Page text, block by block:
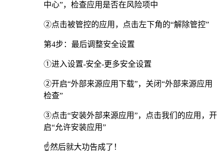
中心”，检查应用是否在风险项中
②点击被管控的应用，点击左下角的“解除管控”
第4步：最后调整安全设置
①进入设置-安全-更多安全设置
②开启“外部来源应用下载”，关闭“外部来源应用
检查”
③点击“安装外部来源应用”，点击我们的应用，开
启“允许安装应用”
☝️然后就大功告成了！